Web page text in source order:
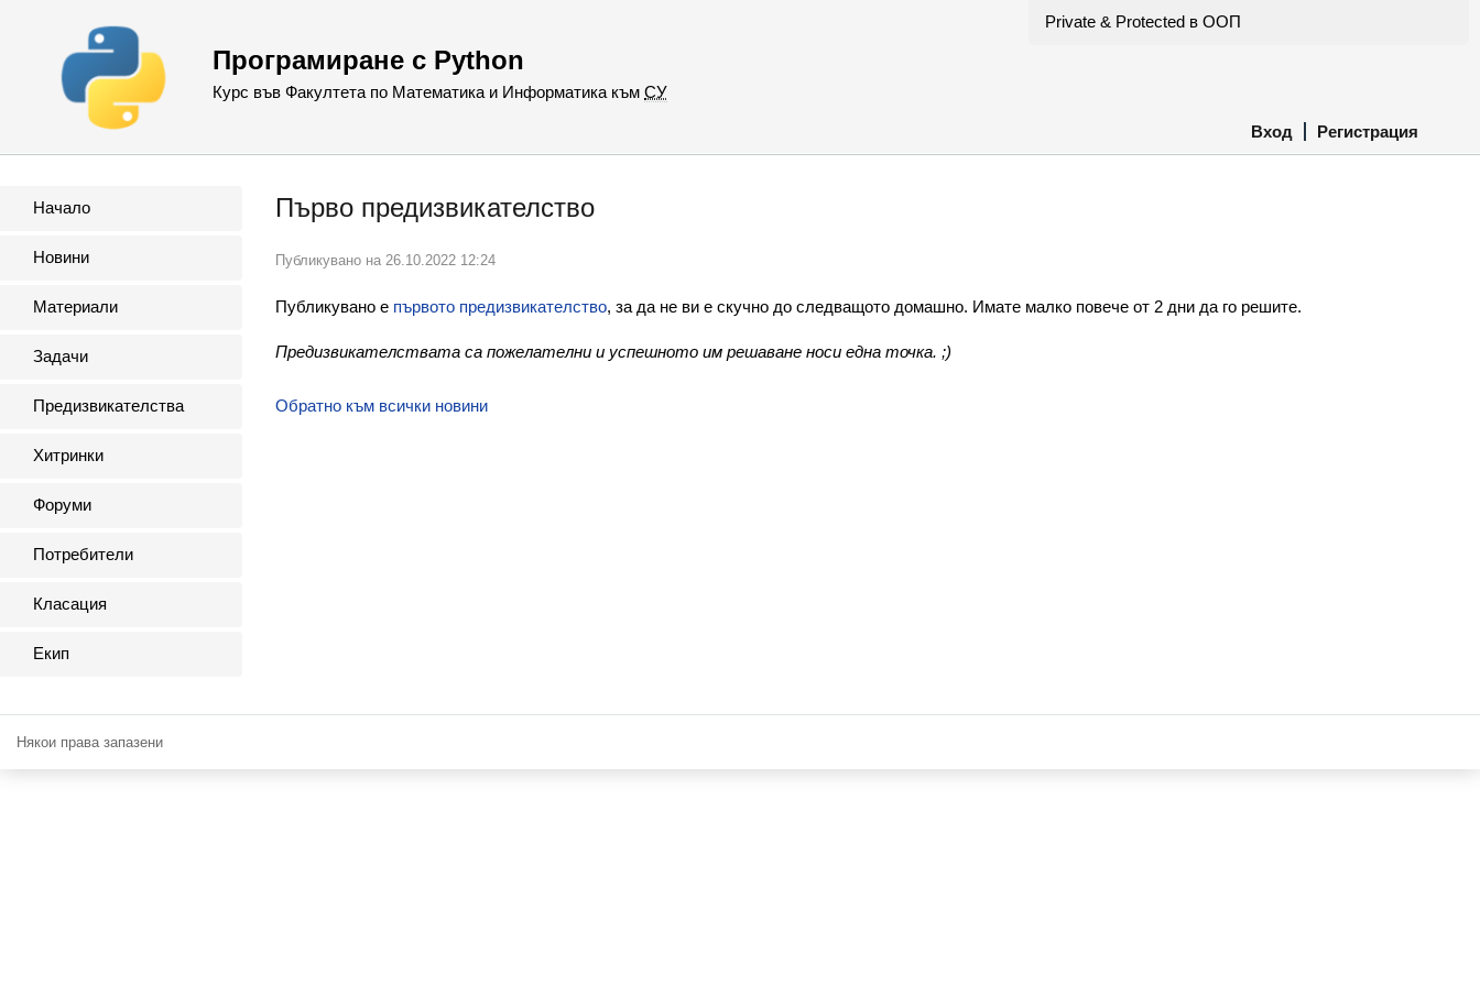
Private & Protected в ООП
Програмиране с Python
Курс във Факултета по Математика и Информатика към СУ
Вход Регистрация
Начало
Новини
Материали
Задачи
Предизвикателства
Хитринки
Форуми
Потребители
Класация
Екип
Първо предизвикателство
Публикувано на 26.10.2022 12:24
Публикувано е първото предизвикателство, за да не ви е скучно до следващото домашно. Имате малко повече от 2 дни да го решите.
Предизвикателствата са пожелателни и успешното им решаване носи една точка. ;)
Обратно към всички новини
Някои права запазени